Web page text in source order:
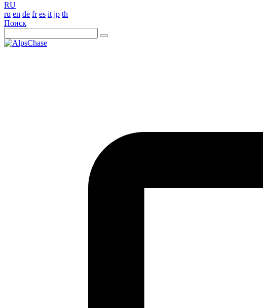
RU
ru en de fr es it jp th
Поиск